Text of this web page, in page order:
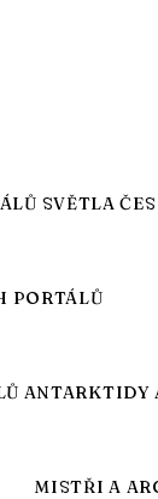
SVĚTLA
PORTÁLŮ
ANTARKTIDY
MISTŘI A